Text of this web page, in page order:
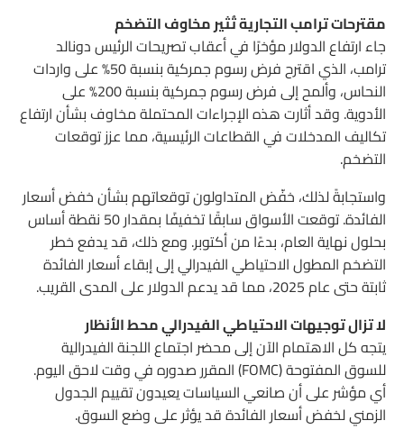
مقترحات ترامب التجارية تُثير مخاوف التضخم
جاء ارتفاع الدولار مؤخرًا في أعقاب تصريحات الرئيس دونالد
ترامب، الذي اقترح فرض رسوم جمركية بنسبة 50% على واردات
النحاس، وألمح إلى فرض رسوم جمركية بنسبة 200% على
الأدوية. وقد أثارت هذه الإجراءات المحتملة مخاوف بشأن ارتفاع
تكاليف المدخلات في القطاعات الرئيسية، مما عزز توقعات
التضخم.
واستجابةً لذلك، خفّض المتداولون توقعاتهم بشأن خفض أسعار
الفائدة. توقعت الأسواق سابقًا تخفيفًا بمقدار 50 نقطة أساس
بحلول نهاية العام، بدءًا من أكتوبر. ومع ذلك، قد يدفع خطر
التضخم المطول الاحتياطي الفيدرالي إلى إبقاء أسعار الفائدة
ثابتة حتى عام 2025، مما قد يدعم الدولار على المدى القريب.
لا تزال توجيهات الاحتياطي الفيدرالي محط الأنظار
يتجه كل الاهتمام الآن إلى محضر اجتماع اللجنة الفيدرالية
للسوق المفتوحة (FOMC) المقرر صدوره في وقت لاحق اليوم.
أي مؤشر على أن صانعي السياسات يعيدون تقييم الجدول
الزمني لخفض أسعار الفائدة قد يؤثر على وضع السوق.